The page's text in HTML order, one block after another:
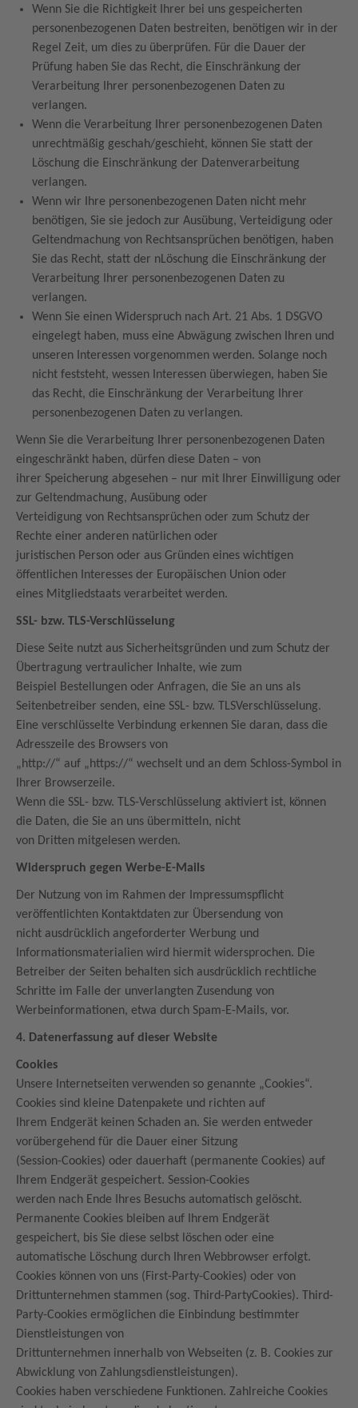
Wenn Sie die Richtigkeit Ihrer bei uns gespeicherten
personenbezogenen Daten bestreiten, benötigen wir in der
Regel Zeit, um dies zu überprüfen. Für die Dauer der
Prüfung haben Sie das Recht, die Einschränkung der
Verarbeitung Ihrer personenbezogenen Daten zu
verlangen.
Wenn die Verarbeitung Ihrer personenbezogenen Daten
unrechtmäßig geschah/geschieht, können Sie statt der
Löschung die Einschränkung der Datenverarbeitung
verlangen.
Wenn wir Ihre personenbezogenen Daten nicht mehr
benötigen, Sie sie jedoch zur Ausübung, Verteidigung oder
Geltendmachung von Rechtsansprüchen benötigen, haben
Sie das Recht, statt der nLöschung die Einschränkung der
Verarbeitung Ihrer personenbezogenen Daten zu
verlangen.
Wenn Sie einen Widerspruch nach Art. 21 Abs. 1 DSGVO
eingelegt haben, muss eine Abwägung zwischen Ihren und
unseren Interessen vorgenommen werden. Solange noch
nicht feststeht, wessen Interessen überwiegen, haben Sie
das Recht, die Einschränkung der Verarbeitung Ihrer
personenbezogenen Daten zu verlangen.
Wenn Sie die Verarbeitung Ihrer personenbezogenen Daten
eingeschränkt haben, dürfen diese Daten – von
ihrer Speicherung abgesehen – nur mit Ihrer Einwilligung oder
zur Geltendmachung, Ausübung oder
Verteidigung von Rechtsansprüchen oder zum Schutz der
Rechte einer anderen natürlichen oder
juristischen Person oder aus Gründen eines wichtigen
öffentlichen Interesses der Europäischen Union oder
eines Mitgliedstaats verarbeitet werden.
SSL- bzw. TLS-Verschlüsselung
Diese Seite nutzt aus Sicherheitsgründen und zum Schutz der
Übertragung vertraulicher Inhalte, wie zum
Beispiel Bestellungen oder Anfragen, die Sie an uns als
Seitenbetreiber senden, eine SSL- bzw. TLSVerschlüsselung.
Eine verschlüsselte Verbindung erkennen Sie daran, dass die
Adresszeile des Browsers von
„http://“ auf „https://“ wechselt und an dem Schloss-Symbol in
Ihrer Browserzeile.
Wenn die SSL- bzw. TLS-Verschlüsselung aktiviert ist, können
die Daten, die Sie an uns übermitteln, nicht
von Dritten mitgelesen werden.
Widerspruch gegen Werbe-E-Mails
Der Nutzung von im Rahmen der Impressumspflicht
veröffentlichten Kontaktdaten zur Übersendung von
nicht ausdrücklich angeforderter Werbung und
Informationsmaterialien wird hiermit widersprochen. Die
Betreiber der Seiten behalten sich ausdrücklich rechtliche
Schritte im Falle der unverlangten Zusendung von
Werbeinformationen, etwa durch Spam-E-Mails, vor.
4. Datenerfassung auf dieser Website
Cookies
Unsere Internetseiten verwenden so genannte „Cookies“.
Cookies sind kleine Datenpakete und richten auf
Ihrem Endgerät keinen Schaden an. Sie werden entweder
vorübergehend für die Dauer einer Sitzung
(Session-Cookies) oder dauerhaft (permanente Cookies) auf
Ihrem Endgerät gespeichert. Session-Cookies
werden nach Ende Ihres Besuchs automatisch gelöscht.
Permanente Cookies bleiben auf Ihrem Endgerät
gespeichert, bis Sie diese selbst löschen oder eine
automatische Löschung durch Ihren Webbrowser erfolgt.
Cookies können von uns (First-Party-Cookies) oder von
Drittunternehmen stammen (sog. Third-PartyCookies). Third-
Party-Cookies ermöglichen die Einbindung bestimmter
Dienstleistungen von
Drittunternehmen innerhalb von Webseiten (z. B. Cookies zur
Abwicklung von Zahlungsdienstleistungen).
Cookies haben verschiedene Funktionen. Zahlreiche Cookies